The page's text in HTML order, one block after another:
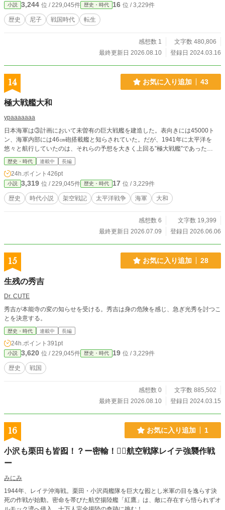
小説 3,244 位 / 229,045件 歴史・時代 16 位 / 3,229件
歴史 尼子 戦国時代 転生
感想数 1
文字数 480,806
最終更新日 2026.08.10
登録日 2024.03.16
14 お気に入り追加 43
極大戦艦大和
ypaaaaaaa
日本海軍は③計画において未曽有の巨大戦艦を建造した。表向きには45000ト
ン、海軍内部には46㎝砲搭載艦と知らされていた。だが、1941年に太平洋を
悠々と航行していたのは、それらの予想を大きく上回る”極大戦艦”であった…
歴史・時代 連載中 長編
24h.ポイント 426pt
小説 3,319 位 / 229,045件 歴史・時代 17 位 / 3,229件
歴史 時代小説 架空戦記 太平洋戦争 海軍 大和
感想数 6
文字数 19,399
最終更新日 2026.07.09
登録日 2026.06.06
15 お気に入り追加 28
生残の秀吉
Dr. CUTE
秀吉が本能寺の変の知らせを受ける。秀吉は身の危険を感じ、急ぎ光秀を討つこ
とを決意する。
歴史・時代 連載中 長編
24h.ポイント 391pt
小説 3,620 位 / 229,045件 歴史・時代 19 位 / 3,229件
歴史 戦国
感想数 0
文字数 885,502
最終更新日 2026.08.10
登録日 2024.03.15
16 お気に入り追加 1
小沢も栗田も皆囮！？ー密輸！ゆ⃝航空戦隊レイテ強襲作戦
ー
みにみ
1944年、レイテ沖海戦。栗田・小沢両艦隊を巨大な囮とし米軍の目を逸らす決
死の作戦が始動。密命を帯びた航空揚陸艦「紅鷹」は、敵に存在すら悟られずオ